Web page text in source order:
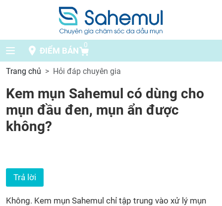
ĐIỂM BÁN
0
Trang chủ Hỏi đáp chuyên gia
Kem mụn Sahemul có dùng cho
mụn đầu đen, mụn ẩn được
không?
Trả lời
Không. Kem mụn Sahemul chỉ tập trung vào xử lý mụn